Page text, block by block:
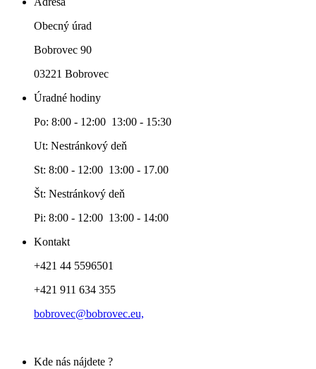
Obecný úrad
Bobrovec 90
03221 Bobrovec
Úradné hodiny
Po: 8:00 - 12:00 13:00 - 15:30
Ut: Nestránkový deň
St: 8:00 - 12:00 13:00 - 17.00
Št: Nestránkový deň
Pi: 8:00 - 12:00 13:00 - 14:00
Kontakt
+421 44 5596501
+421 911 634 355
bobrovec@bobrovec.eu,
Kde nás nájdete ?